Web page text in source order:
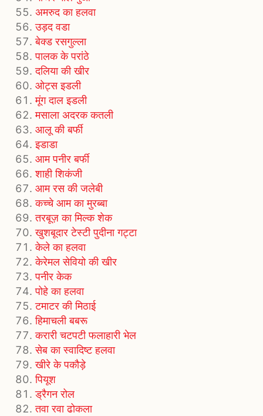
अमरुद का हलवा
उड़द वडा
बेक्ड रसगुल्ला
पालक के परांठे
दलिया की खीर
ओट्स इडली
मूंग दाल इडली
मसाला अदरक कतली
आलू की बर्फी
इडाडा
आम पनीर बर्फी
शाही शिकंजी
आम रस की जलेबी
कच्चे आम का मुरब्बा
तरबूज़ का मिल्क शेक
खुशबूदार टेस्टी पुदीना गट्टा
केले का हलवा
केरेमल सेवियो की खीर
पनीर केक
पोहे का हलवा
टमाटर की मिठाई
हिमाचली बबरू
करारी चटपटी फलाहारी भेल
सेब का स्वादिष्ट हलवा
खीरे के पकौड़े
पियूश
ड्रैगन रोल
तवा रवा ढोकला